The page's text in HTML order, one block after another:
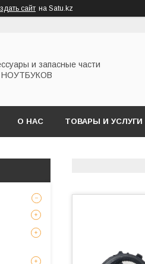
сайт на Satu.kz
и запасные части
НОУТБУКОВ
О НАС ТОВАРЫ И УСЛУГИ